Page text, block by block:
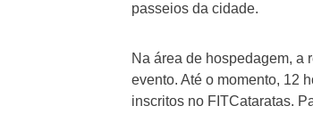
passeios da cidade.
Na área de hospedagem, a
evento. Até o momento, 12
inscritos no FITCataratas.